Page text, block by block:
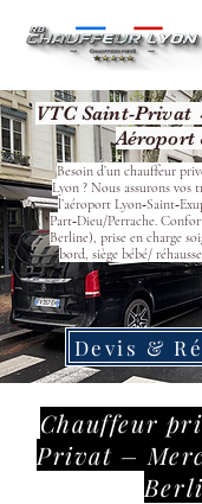
VTC Saint-Privat
Aéroport
Besoin d’un chauffeur
Lyon ? Nous assurons vos
l’aéroport
Part‑Dieu/Perrache.
Berline), prise en charge
bord, siège bébé/
Devis &
Chauffeur
Privat –